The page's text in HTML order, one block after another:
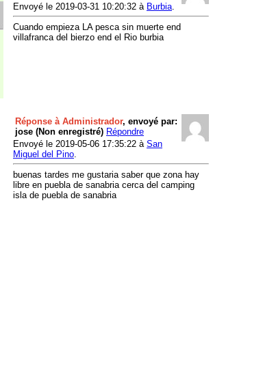
Envoyé le 2019-03-31 10:20:32 à Burbia
Cuando empieza LA pesca sin muerte end
villafranca del bierzo end el Rio burbia
Réponse à Administrador, envoyé par:
jose (Non enregistré) Répondre
Envoyé le 2019-05-06 17:35:22 à San
Miguel del Pino
buenas tardes me gustaria saber que zona hay
libre en puebla de sanabria cerca del camping
isla de puebla de sanabria